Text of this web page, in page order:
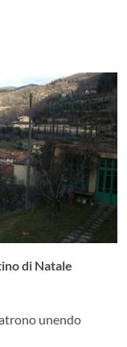
di Natale
unendo